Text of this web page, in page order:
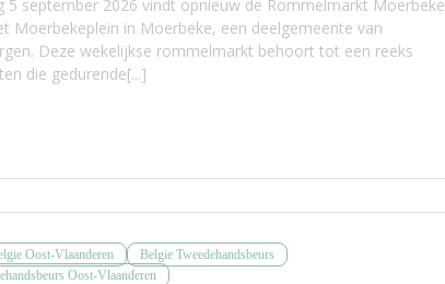
5 september 2026 vindt opnieuw de Rommelmarkt Moerbeke
Moerbekeplein in Moerbeke, een deelgemeente van
Deze wekelijkse rommelmarkt behoort tot een reeks
die gedurende[...]
Oost-Vlaanderen
Belgie Tweedehandsbeurs
Oost-Vlaanderen